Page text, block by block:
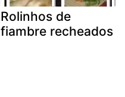
Rolinhos de
fiambre recheados